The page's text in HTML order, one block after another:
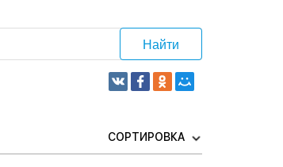
Найти
СОРТИРОВКА